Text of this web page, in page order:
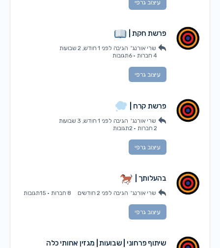
עיצוב גרפי
פרשת חקת |
שרי אורנג' הגיבהלפני 1 חודש, 2 שבועות
·6תגובות
עיצוב גרפי
פרשת קרח |
שרי אורנג' הגיבהלפני 1 חודש, 3 שבועות
·2תגובות
עיצוב גרפי
בהעלותך |
שרי אורנג' הגיבהלפני 2 חודשים 8 חברות ·15תגובות
עיצוב גרפי
שיתוף פרחוני | שבועות | מגזין אחותי כלה